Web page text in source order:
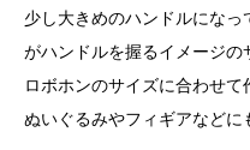
少し大きめのハンドルにな
がハンドルを握るイメージの
ロボホンのサイズに合わせ
ぬいぐるみやフィギアなどに